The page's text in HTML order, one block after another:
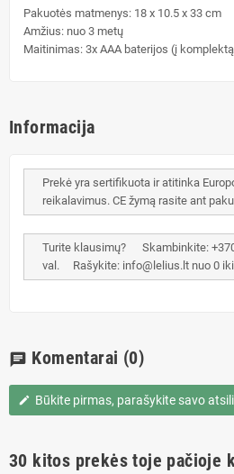
Pakuotės matmenys: 18 x 10.5 x 33 cm
Amžius: nuo 3 metų
Maitinimas: 3x AAA baterijos (į
Informacija
Prekė yra sertifikuota ir atitinka
reikalavimus. CE žymą rasite ant
Turite klausimų? Skambinkite:
val. Rašykite: info@lelius.lt nuo 0 iki
chat Komentarai (0)
edit Būkite pirmas, parašykite savo
30 kitos prekės toje pačioje